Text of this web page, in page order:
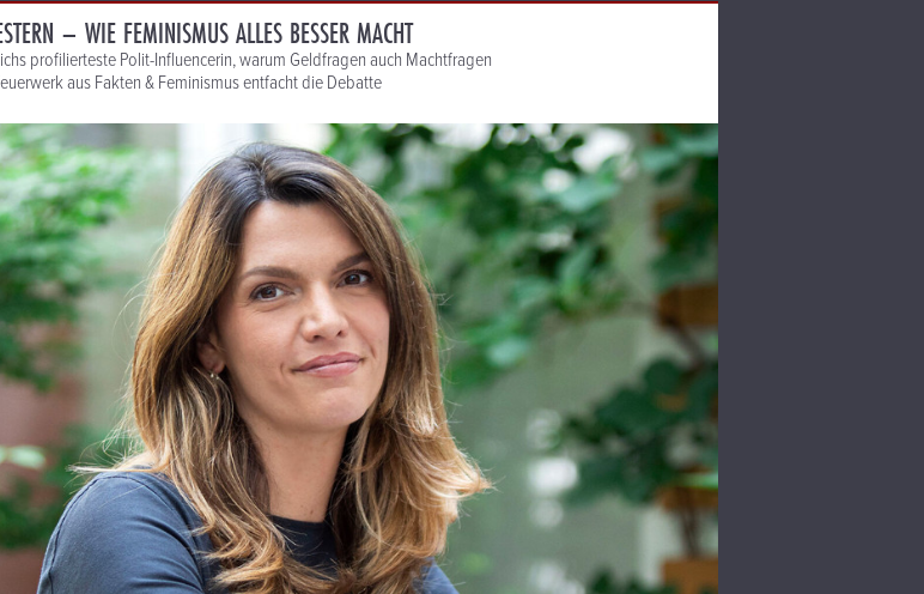
– WIE FEMINISMUS ALLES BESSER MACHT
profilierteste Polit-Influencerin, warum Geldfragen auch Machtfragen
aus Fakten & Feminismus entfacht die Debatte